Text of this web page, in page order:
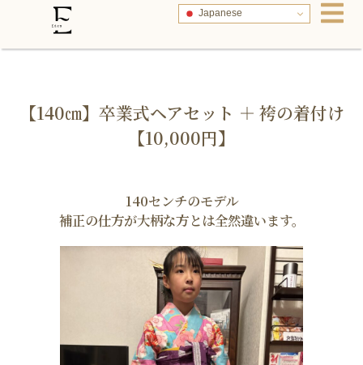
Japanese
【140㎝】卒業式ヘアセット ＋ 袴の着付け
【10,000円】
140センチのモデル
補正の仕方が大柄な方とは全然違います。